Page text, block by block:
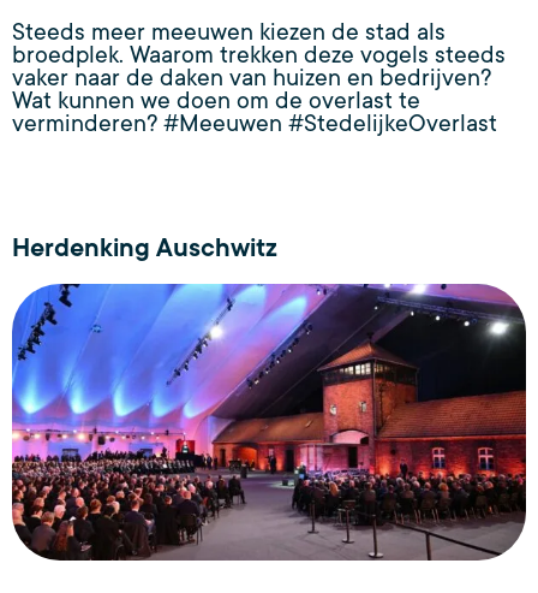
Steeds meer meeuwen kiezen de stad als
broedplek. Waarom trekken deze vogels steeds
vaker naar de daken van huizen en bedrijven?
Wat kunnen we doen om de overlast te
verminderen? #Meeuwen #StedelijkeOverlast
Herdenking Auschwitz